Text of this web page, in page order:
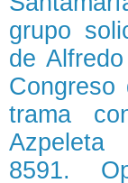
grupo
de
trama
Azpeleta
8591.